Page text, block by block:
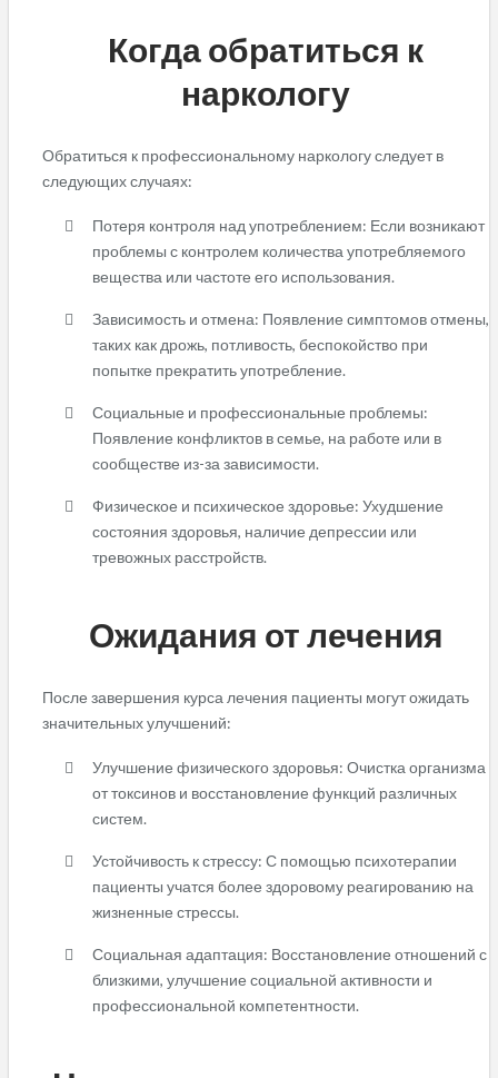
Когда обратиться к
наркологу
Обратиться к профессиональному наркологу следует в
следующих случаях:
Потеря контроля над употреблением: Если возникают
проблемы с контролем количества употребляемого
вещества или частоте его использования.
Зависимость и отмена: Появление симптомов отмены,
таких как дрожь, потливость, беспокойство при
попытке прекратить употребление.
Социальные и профессиональные проблемы:
Появление конфликтов в семье, на работе или в
сообществе из-за зависимости.
Физическое и психическое здоровье: Ухудшение
состояния здоровья, наличие депрессии или
тревожных расстройств.
Ожидания от лечения
После завершения курса лечения пациенты могут ожидать
значительных улучшений:
Улучшение физического здоровья: Очистка организма
от токсинов и восстановление функций различных
систем.
Устойчивость к стрессу: С помощью психотерапии
пациенты учатся более здоровому реагированию на
жизненные стрессы.
Социальная адаптация: Восстановление отношений с
близкими, улучшение социальной активности и
профессиональной компетентности.